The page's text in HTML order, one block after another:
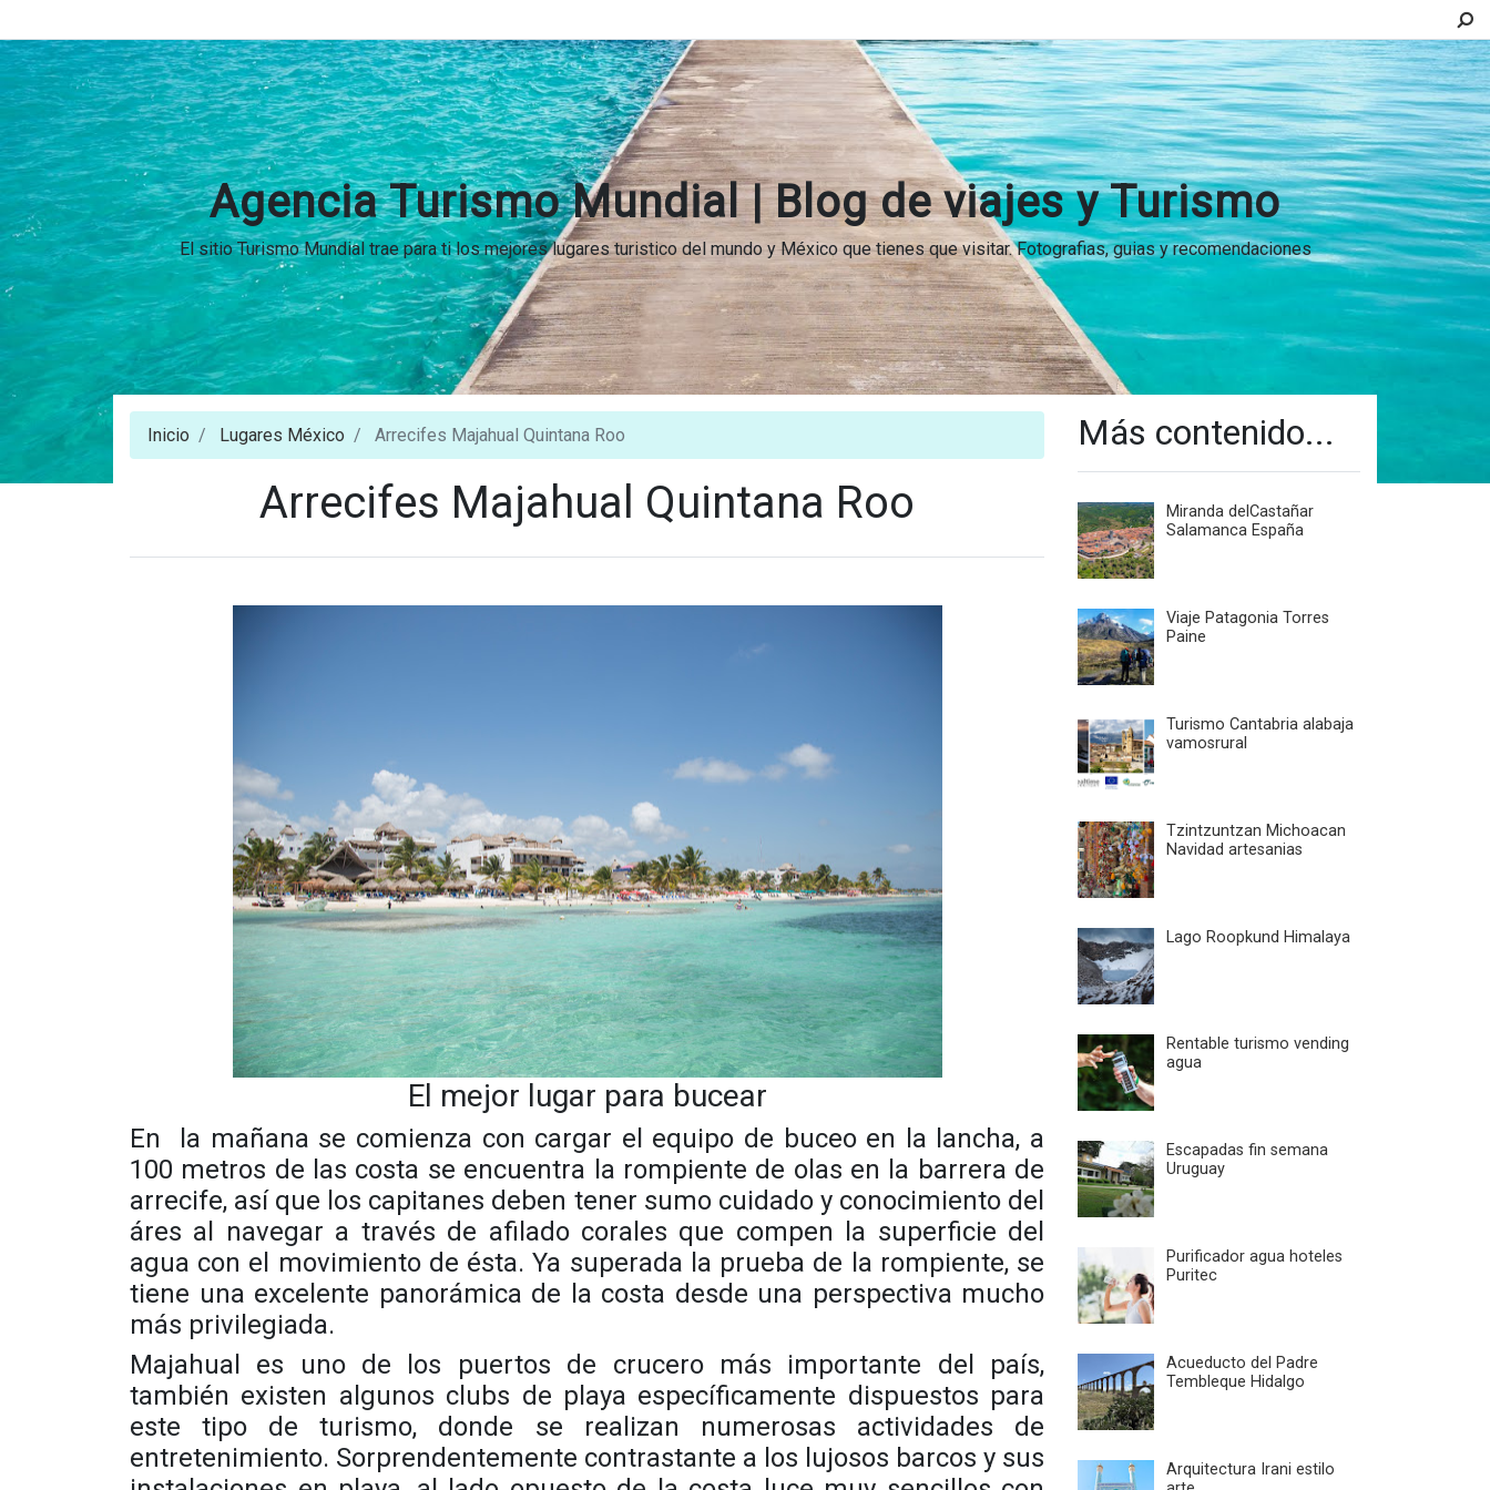
Agencia Turismo Mundial | Blog de viajes y Turismo
El sitio Turismo Mundial trae para ti los mejores lugares turistico del mundo y México que tienes que visitar. Fotografias, guias y recomendaciones
Inicio Lugares México Arrecifes Majahual Quintana Roo
Arrecifes Majahual Quintana Roo
El mejor lugar para bucear
En la mañana se comienza con cargar el equipo de buceo en la lancha, a
100 metros de las costa se encuentra la rompiente de olas en la barrera de
arrecife, así que los capitanes deben tener sumo cuidado y conocimiento del
áres al navegar a través de afilado corales que compen la superficie del
agua con el movimiento de ésta. Ya superada la prueba de la rompiente, se
tiene una excelente panorámica de la costa desde una perspectiva mucho
más privilegiada.
Majahual
es uno de los puertos de crucero más importante del país,
también existen algunos clubs de playa específicamente dispuestos para
este tipo de turismo, donde se realizan numerosas actividades de
entretenimiento. Sorprendentemente contrastante a los lujosos barcos y sus
Más contenido...
Miranda delCastañar
Salamanca España
Viaje Patagonia Torres
Paine
Turismo Cantabria alabaja
vamosrural
Tzintzuntzan Michoacan
Navidad artesanias
Lago Roopkund Himalaya
Rentable turismo vending
agua
Escapadas fin semana
Uruguay
Purificador agua hoteles
Puritec
Acueducto del Padre
Tembleque Hidalgo
Arquitectura Irani estilo